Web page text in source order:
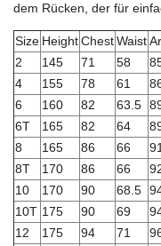
dem Rücken, der für
Size HeightChestWaist
2
145 71 58
4
155 78 61
6
160 82 63.5
6T
165 82 64
8
165 86 66
8T
170 86 66
10
170 90 68.5
10T 175 90 69
12
175 94 71